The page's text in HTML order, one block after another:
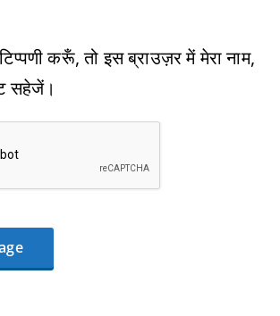
करूँ, तो इस ब्राउज़र में मेरा नाम,
सहेजें।